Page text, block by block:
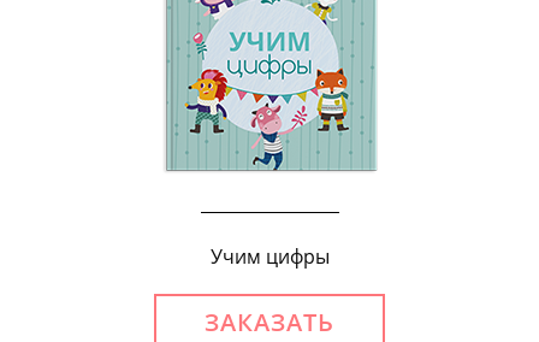
Учим цифры
ЗАКАЗАТЬ